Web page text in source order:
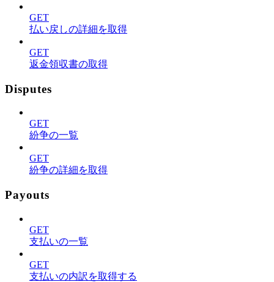
GET
払い戻しの詳細を取得
GET
返金領収書の取得
Disputes
GET
紛争の一覧
GET
紛争の詳細を取得
Payouts
GET
支払いの一覧
GET
支払いの内訳を取得する